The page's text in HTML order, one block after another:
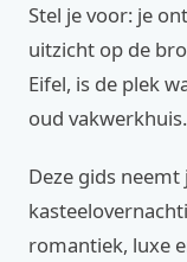
Stel je voor: je
uitzicht op de
Eifel, is de plek
oud vakwerkhuis.
Deze gids
romantiek, luxe